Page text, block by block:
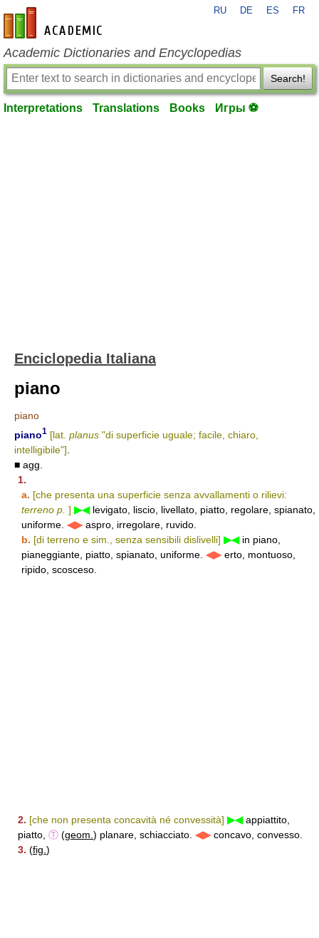
en-academic.com
RU DE ES FR
Academic Dictionaries and Encyclopedias
Search!
Interpretations Translations Books Игры ⚽
Enciclopedia Italiana
piano
piano
piano1 [lat. planus "di superficie uguale; facile, chiaro,
intelligibile"]
■ agg.
1.
a. [che presenta una superficie senza avvallamenti o rilievi:
terreno p. ] ▶◀levigato, liscio, livellato, piatto, regolare, spianato,
uniforme. ◀▶aspro, irregolare, ruvido.
b. [di terreno e sim., senza sensibili dislivelli] ▶◀in piano,
pianeggiante, piatto, spianato, uniforme. ◀▶erto, montuoso,
ripido, scosceso.
2. [che non presenta concavità né convessità] ▶◀appiattito,
piatto, Ⓣ (geom. ) planare, schiacciato. ◀▶concavo, convesso.
3. (fig. )